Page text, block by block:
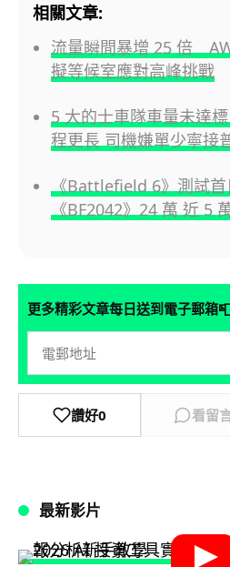
相關文章:
流量瞬間暴增 25 倍
擬等候室應對高峰挑戰
5 大的士車隊車量未達
程更長 司機嫌單少寧接
《Battlefield 6》測試首
《BF2042》24 萬 近 5
更多精彩文章每日送到電子郵箱
讚好0 看留
最新影片